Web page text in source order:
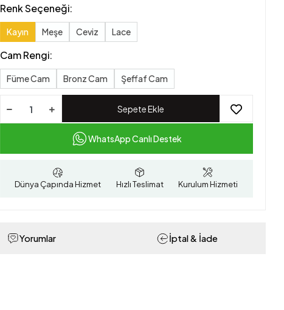
Renk Seçeneği:
Kayın Meşe Ceviz Lace
Cam Rengi:
Füme Cam Bronz Cam Şeffaf Cam
Sepete Ekle
WhatsApp Canlı Destek
Dünya Çapında Hizmet Hızlı Teslimat Kurulum Hizmeti
Yorumlar İptal & İade